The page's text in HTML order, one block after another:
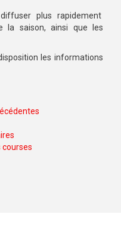
plus rapidement
la saison, ainsi que les
les informations
courses